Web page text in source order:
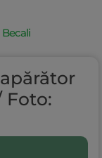
Foto: